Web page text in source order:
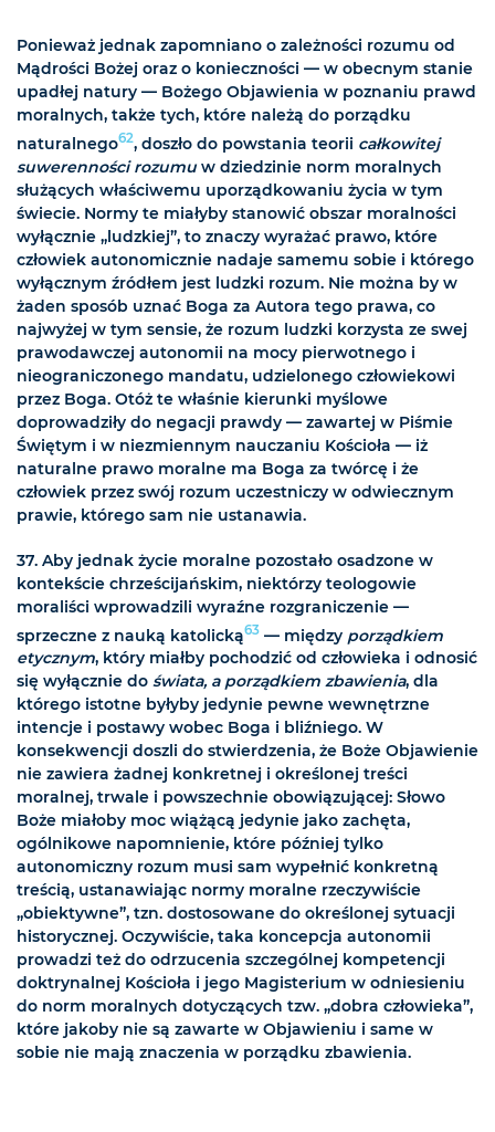
Ponieważ jednak zapomniano o zależności rozumu od
Mądrości Bożej oraz o konieczności — w obecnym stanie
upadłej natury — Bożego Objawienia w poznaniu prawd
moralnych, także tych, które należą do porządku
naturalnego62, doszło do powstania teorii całkowitej
suwerenności rozumuw dziedzinie norm moralnych
służących właściwemu uporządkowaniu życia w tym
świecie. Normy te miałyby stanowić obszar moralności
wyłącznie „ludzkiej”, to znaczy wyrażać prawo, które
człowiek autonomicznie nadaje samemu sobie i którego
wyłącznym źródłem jest ludzki rozum. Nie można by w
żaden sposób uznać Boga za Autora tego prawa, co
najwyżej w tym sensie, że rozum ludzki korzysta ze swej
prawodawczej autonomii na mocy pierwotnego i
nieograniczonego mandatu, udzielonego człowiekowi
przez Boga. Otóż te właśnie kierunki myślowe
doprowadziły do negacji prawdy — zawartej w Piśmie
Świętym i w niezmiennym nauczaniu Kościoła — iż
naturalne prawo moralne ma Boga za twórcę i że
człowiek przez swój rozum uczestniczy w odwiecznym
prawie, którego sam nie ustanawia.
37. Aby jednak życie moralne pozostało osadzone w
kontekście chrześcijańskim, niektórzy teologowie
moraliści wprowadzili wyraźne rozgraniczenie —
sprzeczne z nauką katolicką63 — między porządkiem
etycznym, który miałby pochodzić od człowieka i odnosić
się wyłącznie do świata, a porządkiem zbawienia, dla
którego istotne byłyby jedynie pewne wewnętrzne
intencje i postawy wobec Boga i bliźniego. W
konsekwencji doszli do stwierdzenia, że Boże Objawienie
nie zawiera żadnej konkretnej i określonej treści
moralnej, trwale i powszechnie obowiązującej: Słowo
Boże miałoby moc wiążącą jedynie jako zachęta,
ogólnikowe napomnienie, które później tylko
autonomiczny rozum musi sam wypełnić konkretną
treścią, ustanawiając normy moralne rzeczywiście
„obiektywne”, tzn. dostosowane do określonej sytuacji
historycznej. Oczywiście, taka koncepcja autonomii
prowadzi też do odrzucenia szczególnej kompetencji
doktrynalnej Kościoła i jego Magisterium w odniesieniu
do norm moralnych dotyczących tzw. „dobra człowieka”,
które jakoby nie są zawarte w Objawieniu i same w
sobie nie mają znaczenia w porządku zbawienia.